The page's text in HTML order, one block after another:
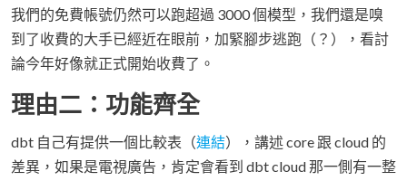
我們的免費帳號仍然可以跑超過 3000 個模型，我們還是嗅
到了收費的大手已經近在眼前，加緊腳步逃跑（？），看討
論今年好像就正式開始收費了。
理由二：功能齊全
dbt 自己有提供一個比較表（連結），講述 core 跟 cloud 的
差異，如果是電視廣告，肯定會看到 dbt cloud 那一側有一整